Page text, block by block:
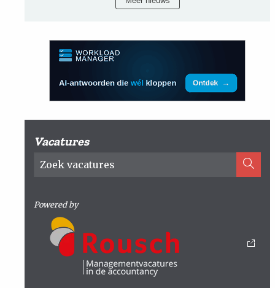
Vacatures
Powered by